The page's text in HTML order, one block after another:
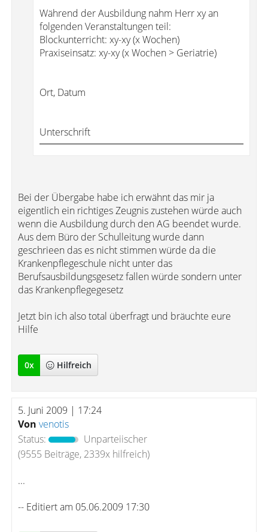
Während der Ausbildung nahm Herr xy an
folgenden Veranstaltungen teil:
Blockunterricht: xy-xy (x Wochen)
Praxiseinsatz: xy-xy (x Wochen > Geriatrie)
Ort, Datum
Unterschrift
Bei der Übergabe habe ich erwähnt das mir ja
eigentlich ein richtiges Zeugnis zustehen würde auch
wenn die Ausbildung durch den AG beendet wurde.
Aus dem Büro der Schulleitung wurde dann
geschrieen das es nicht stimmen würde da die
Krankenpflegeschule nicht unter das
Berufsausbildungsgesetz fallen würde sondern unter
das Krankenpflegegesetz
Jetzt bin ich also total überfragt und bräuchte eure
Hilfe
0x Hilfreich
5. Juni 2009 | 17:24
Von venotis
Status:
Unparteiischer
(9555 Beiträge, 2339x hilfreich)
...
-- Editiert am 05.06.2009 17:30